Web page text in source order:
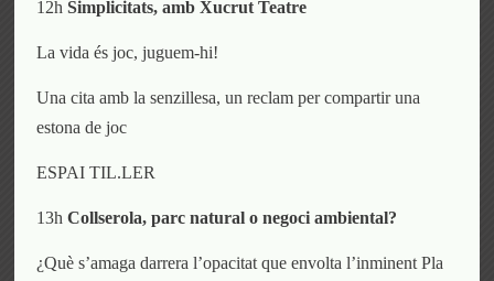
12hSimplicitats, amb XucrutTeatre
La vida és joc, juguem-hi!
Una cita amb la senzillesa, un reclam per compartir una
estona de joc
ESPAI TIL.LER
13hCollserola, parc natural o negoci ambiental?
¿Què s’amaga darrera l’opacitat que envolta l’inminent Pla